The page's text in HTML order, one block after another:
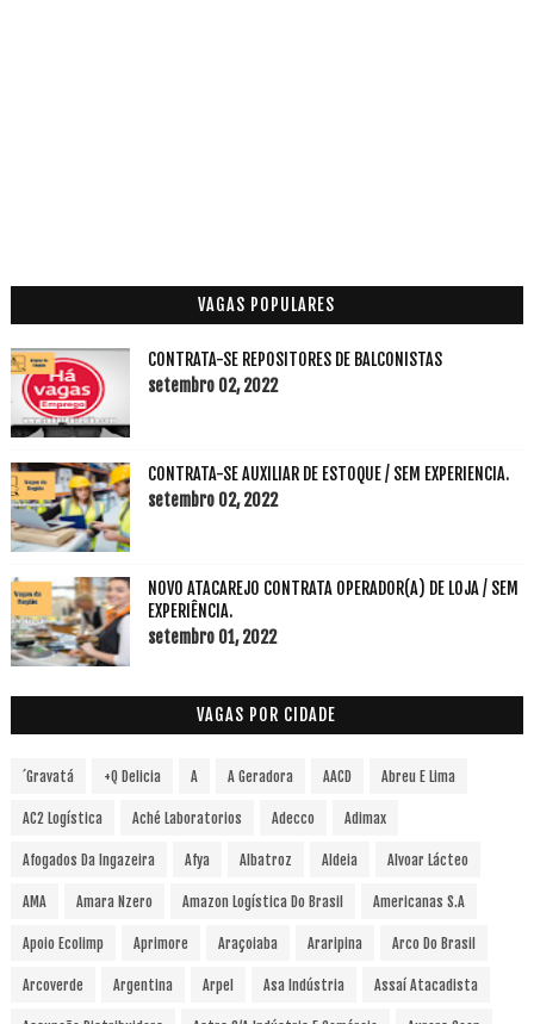
VAGAS POPULARES
CONTRATA-SE REPOSITORES DE BALCONISTAS
setembro 02, 2022
CONTRATA-SE AUXILIAR DE ESTOQUE / SEM EXPERIENCIA.
setembro 02, 2022
NOVO ATACAREJO CONTRATA OPERADOR(A) DE LOJA / SEM
EXPERIÊNCIA.
setembro 01, 2022
VAGAS POR CIDADE
´Gravatá +Q Delicia A A Geradora AACD Abreu E Lima
AC2 Logística Aché Laboratorios Adecco Adimax
Afogados Da Ingazeira Afya Albatroz Aldeia Alvoar Lácteo
AMA Amara Nzero Amazon Logística Do Brasil Americanas S.A
Apoio Ecolimp Aprimore Araçoiaba Araripina Arco Do Brasil
Arcoverde Argentina Arpel Asa Indústria Assaí Atacadista